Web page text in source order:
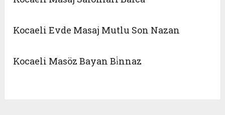
Kocaeli Evde Masaj Mutlu Son Nazan
Kocaeli Masöz Bayan Bi̇nnaz